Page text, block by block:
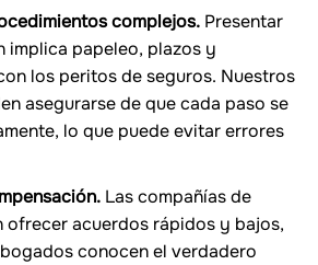
complejos. Presentar
implica papeleo, plazos y
los peritos de seguros. Nuestros
asegurarse de que cada paso se
lo que puede evitar errores
Las compañías de
ofrecer acuerdos rápidos y bajos,
conocen el verdadero